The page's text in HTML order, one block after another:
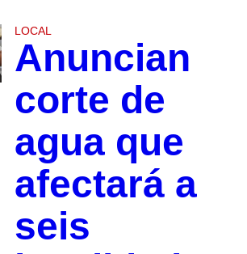
LOCAL
Anuncian
corte de
agua que
afectará a
seis